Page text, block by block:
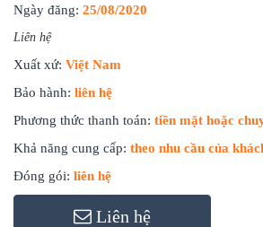
Ngày đăng: 25/08/2020
Liên hệ
Xuất xứ: Việt Nam
Bảo hành: liên hệ
Phương thức thanh toán: tiền mặt hoặc
Khả năng cung cấp: theo nhu cầu của
Đóng gói: liên hệ
Liên hệ